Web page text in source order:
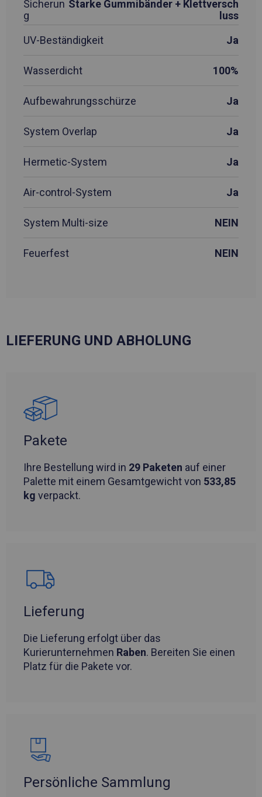
Sicherun
g
Starke Gummibänder + Klettversch
luss
UV-Beständigkeit
Ja
Wasserdicht 100%
Aufbewahrungsschürze Ja
System Overlap Ja
Hermetic-System Ja
Air-control-System Ja
System Multi-size NEIN
Feuerfest NEIN
LIEFERUNG UND ABHOLUNG
Pakete
Ihre Bestellung wird in 29 Paketen auf einer
Palette mit einem Gesamtgewicht von 533,85
kg verpackt.
Lieferung
Die Lieferung erfolgt über das
Kurierunternehmen Raben. Bereiten Sie einen
Platz für die Pakete vor.
Persönliche Sammlung